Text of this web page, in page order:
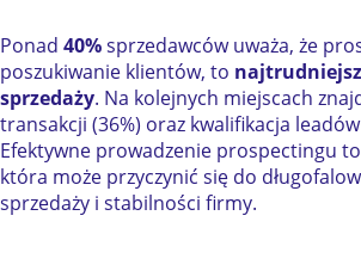
Ponad 40%sprzedawców uważa, że
poszukiwanie klientów, to
sprzedaży. Na kolejnych miejscach
transakcji (36%) oraz kwalifikacja
Efektywne prowadzenie prospectingu
która może przyczynić się do
sprzedaży i stabilności firmy.